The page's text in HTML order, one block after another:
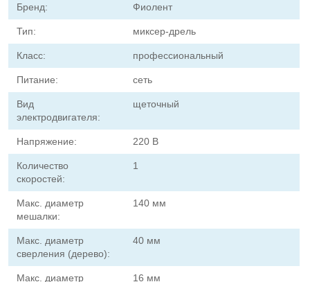
Бренд: Фиолент
Тип: миксер-дрель
Класс: профессиональный
Питание: сеть
Вид
электродвигателя:
щеточный
Напряжение: 220 В
Количество
скоростей:
1
Макс. диаметр
мешалки:
140 мм
Макс. диаметр
сверления (дерево):
40 мм
Макс. диаметр
16 мм